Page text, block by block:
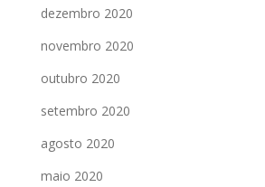
dezembro 2020
novembro 2020
outubro 2020
setembro 2020
agosto 2020
maio 2020